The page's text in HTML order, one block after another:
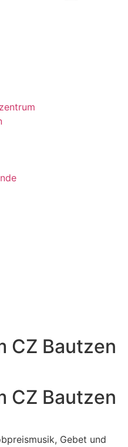
CZ Bautzen
CZ Bautzen
Gebet und